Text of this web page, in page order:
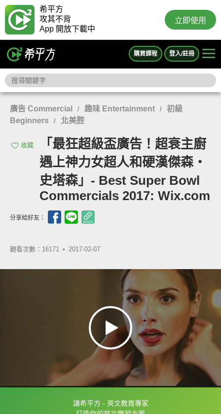
希平方
攻其不背
App 開放下載中
立即使用
購買課程 登入/註冊
廣告 Commercial / 趣味 Entertainment /
初級
Beginners
/ 北美腔
收藏
「最狂超級盃廣告！超衰主廚
遇上神力女超人和硬漢傑森‧
史塔森」- Best Super Bowl
Commercials 2017: Wix.com
分享給好友：
觀看次數：16171 • 2017-02-07
讓希平方 - 英文教育專家
框選或點兩下字幕可以直接查字典喔！